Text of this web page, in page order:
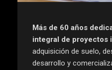
Más de 60 años
integral de proyectos
adquisición de suelo,
desarrollo y